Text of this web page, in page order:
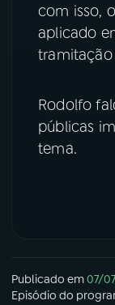
com isso,
aplicado
Rodolfo
públicas
tema.
Publicado em07/
Episódio do